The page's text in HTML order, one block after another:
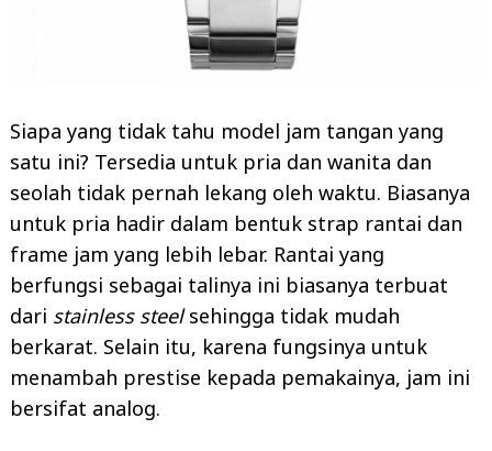
Siapa yang tidak tahu model jam tangan yang
satu ini? Tersedia untuk pria dan wanita dan
seolah tidak pernah lekang oleh waktu. Biasanya
untuk pria hadir dalam bentuk strap rantai dan
frame jam yang lebih lebar. Rantai yang
berfungsi sebagai talinya ini biasanya terbuat
dari stainless steelsehingga tidak mudah
berkarat. Selain itu, karena fungsinya untuk
menambah prestise kepada pemakainya, jam ini
bersifat analog.